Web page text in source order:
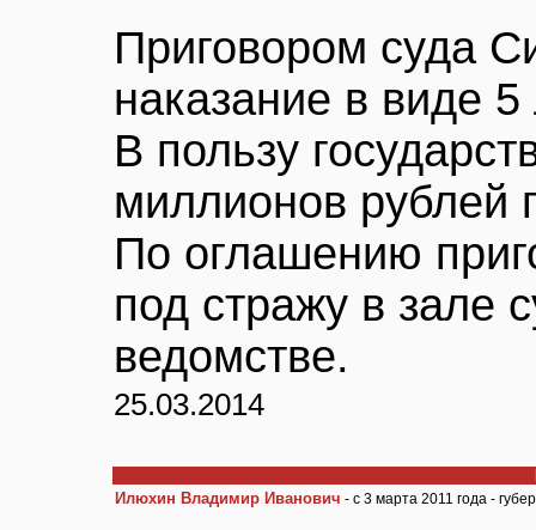
Приговором суда
наказание в виде
В пользу
миллионов рублей
По оглашению
под стражу в зале
ведомстве.
25.03.2014
Илюхин Владимир Иванович - с 3 марта 2011 года -